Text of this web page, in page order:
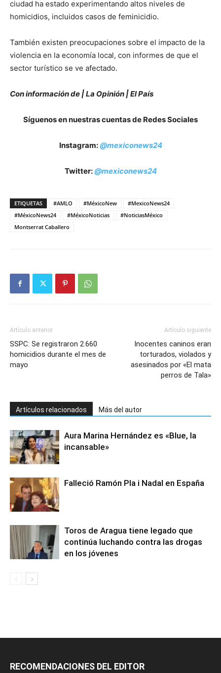
ciudad ha estado experimentando altos niveles de
homicidios, incluidos casos de feminicidio.
También existen preocupaciones sobre el impacto de la
violencia en la economía local, con informes de que el
sector turístico se ve afectado.
Con información de | La Opinión | El País
Síguenos en nuestras cuentas de Redes Sociales
Instagram:@mexiconews24
Twitter:@mexiconews24
ETIQUETAS #AMLO #MéxicoNew
#MexicoNews24
#MéxicoNews24
#MéxicoNoticias
#NoticiasMéxico
Montserrat Caballero
Artículo anterior
SSPC: Se registraron 2.660
homicidios durante el mes de
mayo
Artículo siguiente
Inocentes caninos eran
torturados, violados y
asesinados por «El mata
perros de Tala»
Artículos relacionados Más del autor
Aura Marina Hernández es «Blue, la
incansable»
Falleció Ramón Pla i Nadal en España
Toros de Aragua tiene legado que
continúa luchando contra las drogas
en los jóvenes
RECOMENDACIONES DEL EDITOR